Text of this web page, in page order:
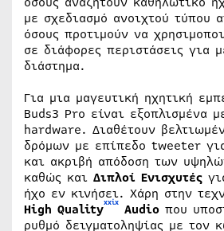
με σχεδιασμό ανοιχτού τύπου
όσους προτιμούν να
σε διάφορες περιστάσεις για
διάστημα.
Για μια μαγευτική ηχητική
Buds3 Pro είναι εξοπλισμένα
hardware. Διαθέτουν
δρόμων με επίπεδο tweeter
και ακριβή απόδοση των
καθώς και Διπλοί Ενισχυτές
ήχο εν κινήσει. Χάρη στην
High Qualityxxix Audio που
ρυθμό δειγματοληψίας με τον